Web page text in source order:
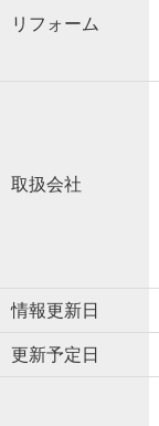
リフォーム
取扱会社
情報更新日
更新予定日